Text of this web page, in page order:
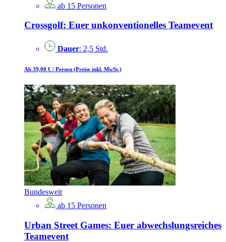
ab 15 Personen
Crossgolf: Euer unkonventionelles Teamevent
Dauer: 2,5 Std.
Ab 39,00 € / Person (Preise inkl. MwSt.)
Bundesweit
ab 15 Personen
Urban Street Games: Euer abwechslungsreiches
Teamevent